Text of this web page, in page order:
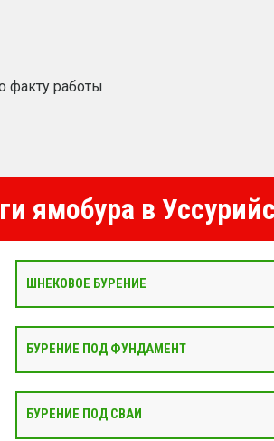
факту работы
ямобура в
ШНЕКОВОЕ БУРЕНИЕ
БУРЕНИЕ ПОД ФУНДАМЕНТ
БУРЕНИЕ ПОД СВАИ